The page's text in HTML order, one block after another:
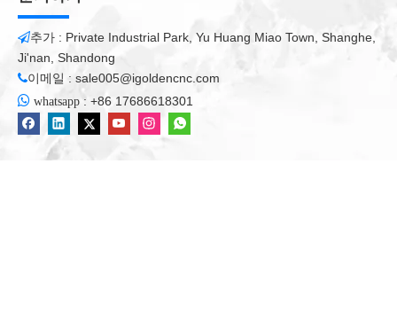
생시킵니다. 따라서 특별한 표적 검사 작업 후 발포체 조각 기계의
스핀들 모터와 관련된 것으로 판단되면 비정상적인 소음은 해당
품질을 특정 품질을 상징하기 때문에 분해, 수리 또는 대체해야합
니다. 정도. 숨겨진 안전 위험을 진지하게 받아 들여야합니다.
일반적으로 폼 조각 기계의 작동 샤프트에 해당하는 비정상적인
노이즈는 일반적으로 발포 조각 기계의 샤프트가 부적절한 세척,
긴밀한 연결 및 공의 마모와 같은 문제가 있기 때문입니다. 해당 청
소 및 윤활 작업을 수행하고, 공을 대체하여 폼 조각 기계의 소음을
추가 : Private Industrial Park, Yu Huang Miao Town, Shanghe,
Ji'nan, Shandong
이메일 : sale005@igoldencnc.com
 whatsapp : +86 17686618301